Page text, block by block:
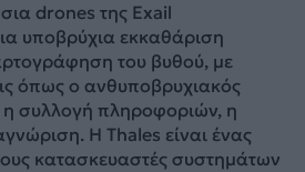
drones της Exail
υποβρύχια εκκαθάριση
του βυθού, με
όπως ο ανθυποβρυχιακός
συλλογή πληροφοριών, η
Η Thales είναι ένας
κατασκευαστές συστημάτων